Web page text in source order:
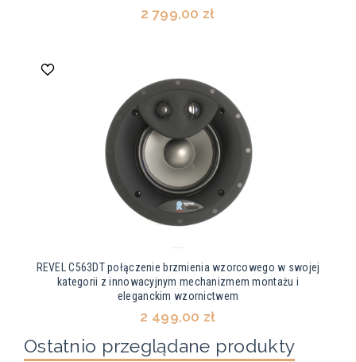
2 799,00 zł
REVEL C563DT połączenie brzmienia wzorcowego w swojej
kategorii z innowacyjnym mechanizmem montażu i
eleganckim wzornictwem
2 499,00 zł
Ostatnio przeglądane produkty